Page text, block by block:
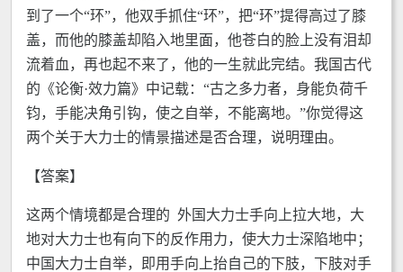
到了一个“环”，他双手抓住“环”，把“环”提得高过了膝
盖，而他的膝盖却陷入地里面，他苍白的脸上没有泪却
流着血，再也起不来了，他的一生就此完结。我国古代
的《论衡·效力篇》中记载：“古之多力者，身能负荷千
钧，手能决角引钩，使之自举，不能离地。”你觉得这
两个关于大力士的情景描述是否合理，说明理由。
【答案】
这两个情境都是合理的 外国大力士手向上拉大地，大
地对大力士也有向下的反作用力，使大力士深陷地中；
中国大力士自举，即用手向上抬自己的下肢，下肢对手